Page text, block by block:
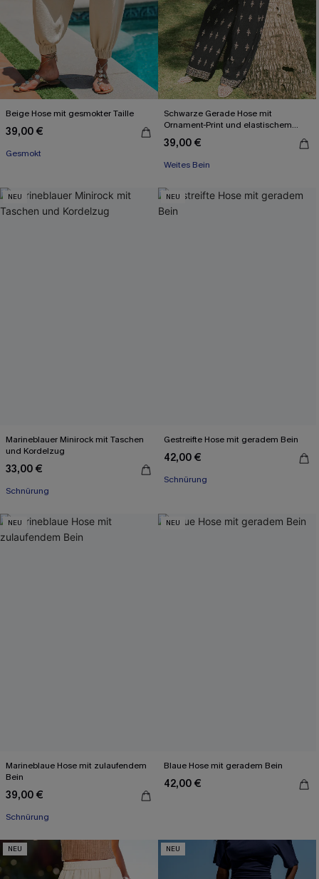
Beige Hose mit gesmokter Taille
39,00 €
Gesmokt
Schwarze Gerade Hose mit
Ornament-Print und elastischem
Bund
39,00 €
Weites Bein
NEU
Marineblauer Minirock mit Taschen
und Kordelzug
33,00 €
Schnürung
NEU
Gestreifte Hose mit geradem Bein
42,00 €
Schnürung
NEU
Marineblaue Hose mit zulaufendem
Bein
39,00 €
Schnürung
NEU
Blaue Hose mit geradem Bein
42,00 €
NEU NEU